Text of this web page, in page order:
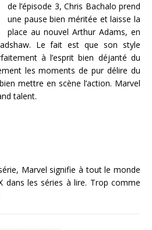
de l’épisode 3, Chris Bachalo prend
une pause bien méritée et laisse la
place au nouvel Arthur Adams, en
Le fait est que son style
à l’esprit bien déjanté du
les moments de pur délire du
mettre en scène l’action. Marvel
talent.
Marvel signifie à tout le monde
dans les séries à lire. Trop comme